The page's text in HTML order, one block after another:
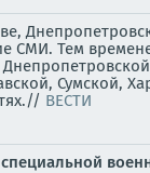
СМИ. Тем
Сумской,
ВЕСТИ